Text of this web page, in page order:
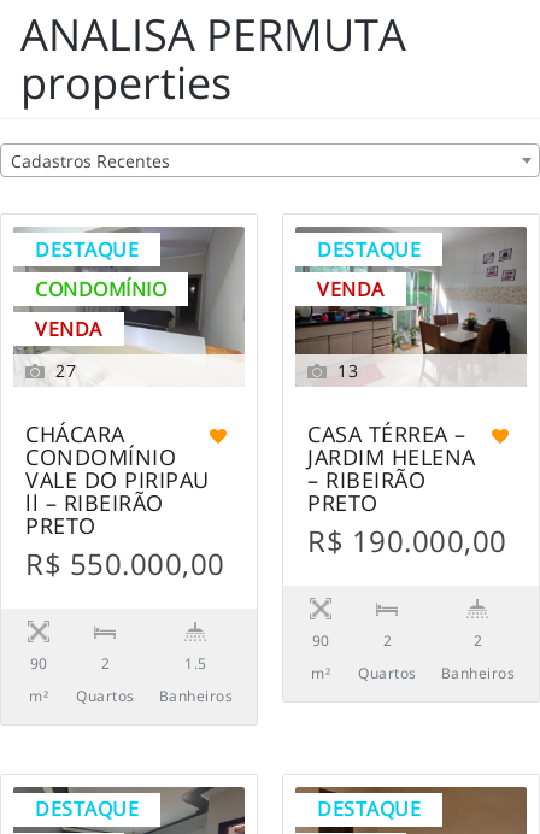
ANALISA PERMUTA
properties
Cadastros Recentes
DESTAQUE
CONDOMÍNIO
VENDA
27
CHÁCARA
CONDOMÍNIO
VALE DO PIRIPAU
ll – RIBEIRÃO
PRETO
R$ 550.000,00
90
m²
2
Quartos
1.5
Banheiros
DESTAQUE
VENDA
13
CASA TÉRREA –
JARDIM HELENA
– RIBEIRÃO
PRETO
R$ 190.000,00
90
m²
2
Quartos
2
Banheiros
DESTAQUE
DESTAQUE